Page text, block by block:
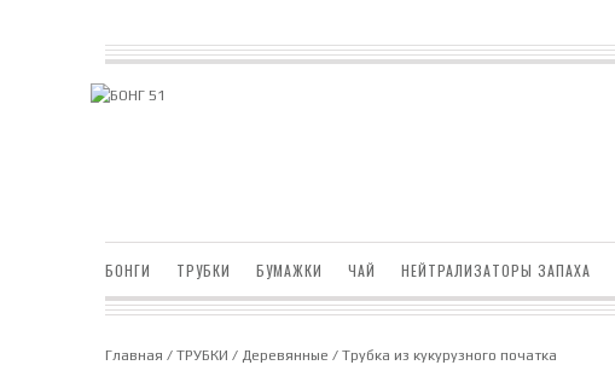
БОНГИ ТРУБКИ БУМАЖКИ ЧАЙ НЕЙТРАЛИЗАТОРЫ ЗАПАХА
Главная / ТРУБКИ / Деревянные / Трубка из кукурузного початка